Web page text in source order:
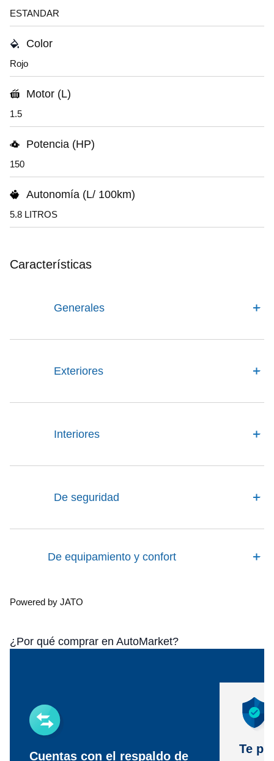
ESTANDAR
Color
Rojo
Motor (L)
1.5
Potencia (HP)
150
Autonomía (L/ 100km)
5.8 LITROS
Características
Generales
Exteriores
Interiores
De seguridad
De equipamiento y confort
Powered by JATO
¿Por qué comprar en AutoMarket?
Cuentas con el respaldo de
Te